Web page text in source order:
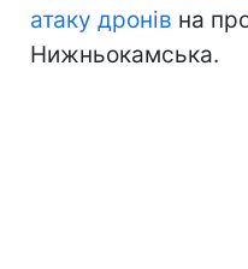
атаку дронів на
Нижньокамська.